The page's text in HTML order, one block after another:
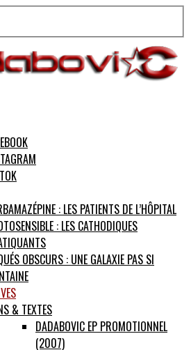
: LES PATIENTS DE L’HÔPITAL
: LES CATHODIQUES
OBSCURS : UNE GALAXIE PAS SI
& TEXTES
DADABOVIC EP PROMOTIONNEL
(2007)